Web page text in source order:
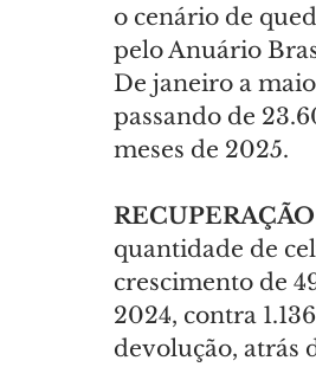
o cenário de
pelo Anuário
De janeiro a
passando de
meses de 2025.
RECUPERAÇÃO
quantidade de
crescimento de
2024, contra
devolução, atrás